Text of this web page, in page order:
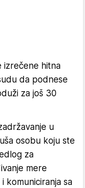
hitna
da podnese
za još 30
u
osobu koju ste
za
mere
komuniciranja sa